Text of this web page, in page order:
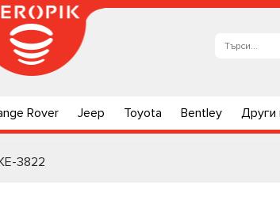
Rover Jeep Toyota Bentley Други
3822